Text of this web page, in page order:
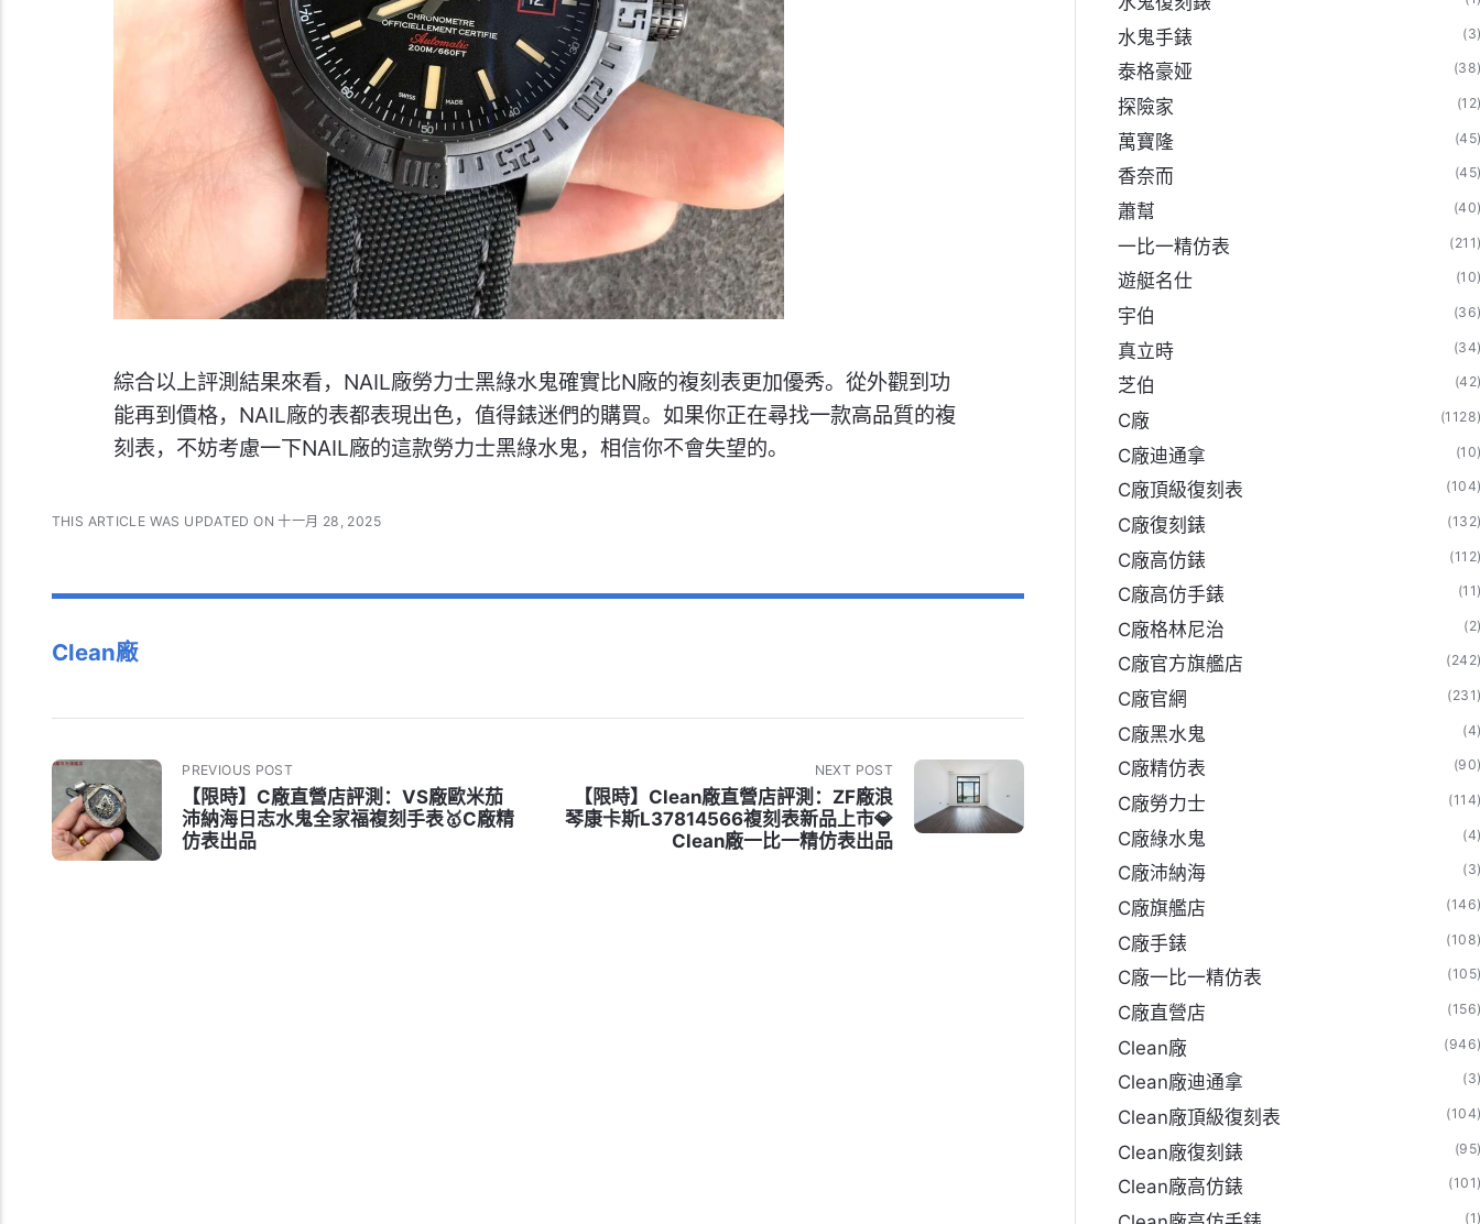
綜合以上評測結果來看，NAIL廠勞力士黑綠水鬼確實比N廠的複刻表更加優秀。從外觀到功
能再到價格，NAIL廠的表都表現出色，值得錶迷們的購買。如果你正在尋找一款高品質的複
刻表，不妨考慮一下NAIL廠的這款勞力士黑綠水鬼，相信你不會失望的。
THIS ARTICLE WAS UPDATED ON 十一月 28, 2025
Clean廠
PREVIOUS POST
【限時】C廠直營店評測：VS廠歐米茄
沛納海日志水鬼全家福複刻手表🥇C廠精
仿表出品
NEXT POST
【限時】Clean廠直營店評測：ZF廠浪
琴康卡斯L37814566複刻表新品上市💎
Clean廠一比一精仿表出品
水鬼手錶
泰格豪娅
探險家
萬寶隆
香奈而
蕭幫
一比一精仿表
遊艇名仕
宇伯
真立時
芝伯
C廠
C廠迪通拿
C廠頂級復刻表
C廠復刻錶
C廠高仿錶
C廠高仿手錶
C廠格林尼治
C廠官方旗艦店
C廠官網
C廠黑水鬼
C廠精仿表
C廠勞力士
C廠綠水鬼
C廠沛納海
C廠旗艦店
C廠手錶
C廠一比一精仿表
C廠直營店
Clean廠
Clean廠迪通拿
Clean廠頂級復刻表
Clean廠復刻錶
Clean廠高仿錶